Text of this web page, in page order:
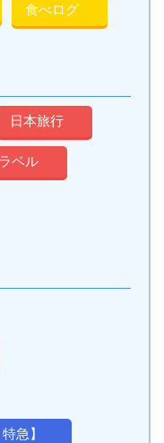
食べログ
日本旅行
ベル
急】